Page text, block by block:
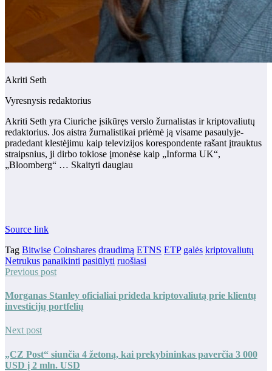
Akriti Seth
Vyresnysis redaktorius
Akriti Seth yra Ciuriche įsikūręs verslo žurnalistas ir kriptovaliutų
redaktorius. Jos aistra žurnalistikai priėmė ją visame pasaulyje-
pradedant klestėjimu kaip televizijos korespondente rašant įtrauktus
straipsnius, ji dirbo tokiose įmonėse kaip „Informa UK“,
„Bloomberg“ … Skaityti daugiau
Source link
Tag Bitwise Coinshares draudimą ETNS ETP galės kriptovaliutų
Netrukus panaikinti pasiūlyti ruošiasi
Previous post
Morganas Stanley oficialiai prideda kriptovaliutą prie klientų
investicijų portfelių
Next post
„CZ Post“ siunčia 4 žetoną, kai prekybininkas paverčia 3 000
USD į 2 mln. USD